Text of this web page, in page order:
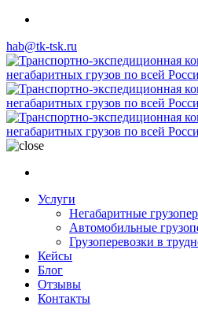
hab@tk-tsk.ru
Услуги
Негабаритные
Автомобильные
Грузоперевозки в
Кейсы
Блог
Отзывы
Контакты